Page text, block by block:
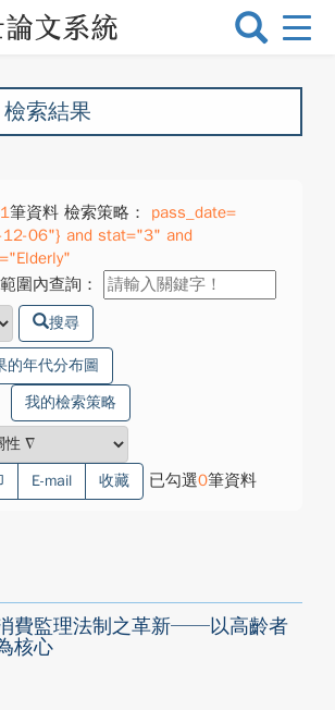
選
換
索結果
1筆資料 檢索策略：
pass_date=
06"} and stat="3" and
圍內查詢：
搜尋
的年代分布圖
我的檢索策略
E-mail 收藏 已勾選0筆資料
費監理法制之革新──以高齡者
核心